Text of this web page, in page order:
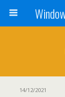
14/12/2021